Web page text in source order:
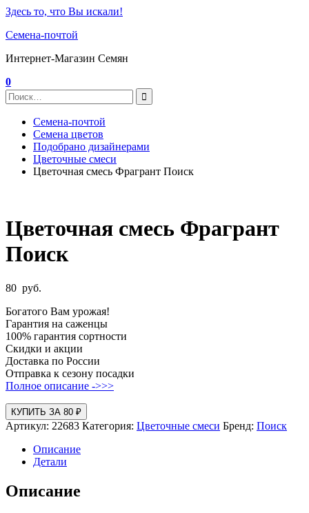
Здесь то, что Вы искали!
Семена-почтой
Интернет-Магазин Семян
0
Семена-почтой
Семена цветов
Подобрано дизайнерами
Цветочные смеси
Цветочная смесь Фрагрант Поиск
Цветочная смесь Фрагрант
Поиск
80 руб.
Богатого Вам урожая!
Гарантия на саженцы
100% гарантия сортности
Скидки и акции
Доставка по России
Отправка к сезону посадки
Полное описание ->>>
КУПИТЬ ЗА 80 ₽
Артикул: 22683 Категория: Цветочные смеси Бренд: Поиск
Описание
Детали
Описание